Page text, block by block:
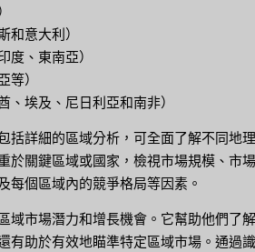
意大利）
、東南亞）
）
埃及、尼日利亞和南非）
括詳細的區域分析，可全面了解不同地
於關鍵區域或國家，檢視市場規模、市
每個區域內的競爭格局等因素。
域市場潛力和增長機會。它幫助他們了
有助於有效地瞄準特定區域市場。通過